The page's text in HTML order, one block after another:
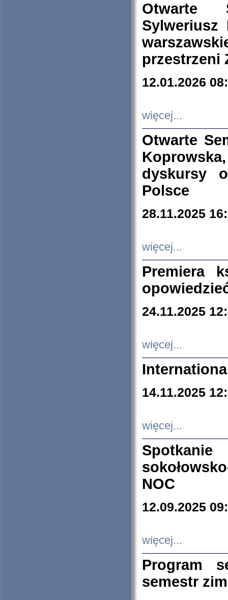
Otwarte
Sylweriusz
przestrzeni
12.01.2026
więcej...
Otwarte
dyskursy
Polsce
28.11.2025
więcej...
Premiera
24.11.2025
więcej...
14.11.2025
więcej...
NOC
12.09.2025
więcej...
Program
semestr